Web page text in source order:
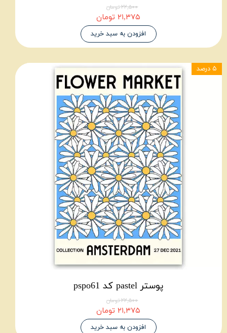
۲۲,۵۰۰ تومان
۲۱,۳۷۵ تومان
افزودن به سبد خرید
پوستر pastel کد pspo61
۲۲,۵۰۰ تومان
۲۱,۳۷۵ تومان
افزودن به سبد خرید
۵ درصد